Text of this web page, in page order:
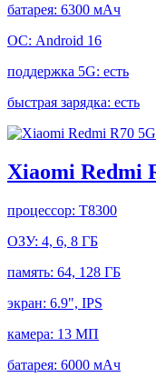
батарея: 6300 мАч
ОС: Android 16
поддержка 5G: есть
быстрая зарядка: есть
Xiaomi Redmi
процессор: T8300
ОЗУ: 4, 6, 8 ГБ
память: 64, 128 ГБ
экран: 6.9", IPS
камера: 13 МП
батарея: 6000 мАч